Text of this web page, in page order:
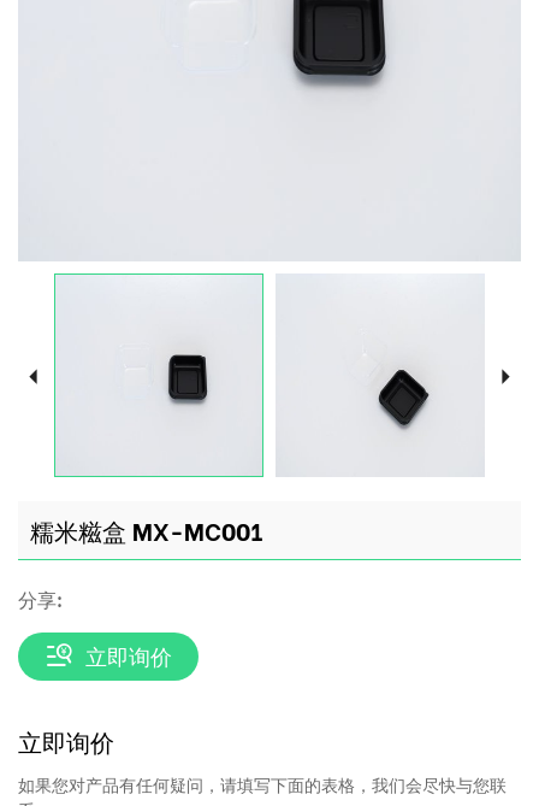
糯米糍盒 MX-MC001
分享:
立即询价
立即询价
如果您对产品有任何疑问，请填写下面的表格，我们会尽快与您联